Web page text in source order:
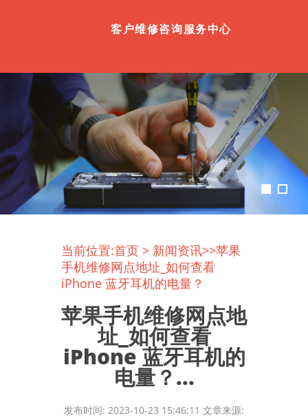
客户维修咨询服务中心
当前位置:首页 > 新闻资讯>>苹果
手机维修网点地址_如何查看
iPhone 蓝牙耳机的电量？
苹果手机维修网点地
址_如何查看
iPhone 蓝牙耳机的
电量？...
发布时间: 2023-10-23 15:46:11 文章来源: